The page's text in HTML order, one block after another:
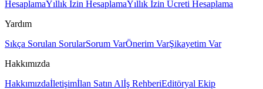
HesaplamaYıllık İzin HesaplamaYıllık İzin Ücreti Hesaplama
Yardım
Sıkça Sorulan SorularSorum VarÖnerim VarŞikayetim Var
Hakkımızda
Hakkımızdaİletişimİlan Satın Alİş RehberiEditöryal Ekip